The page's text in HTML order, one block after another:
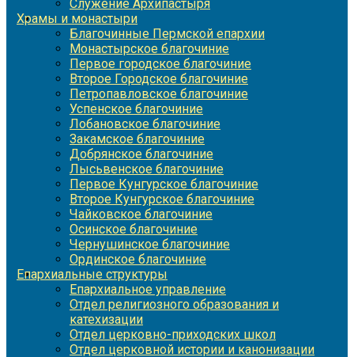
Служение Архипастыря
Храмы и монастыри
Благочинные Пермской епархии
Монастырское благочиние
Первое городское благочиние
Второе Городское благочиние
Петропавловское благочиние
Успенское благочиние
Лобановское благочиние
Закамское благочиние
Добрянское благочиние
Лысьвенское благочиние
Первое Кунгурское благочиние
Второе Кунгурское благочиние
Чайковское благочиние
Осинское благочиние
Чернушинское благочиние
Ординское благочиние
Епархиальные структуры
Епархиальное управление
Отдел религиозного образования и
катехизации
Отдел церковно-приходских школ
Отдел церковной истории и канонизации